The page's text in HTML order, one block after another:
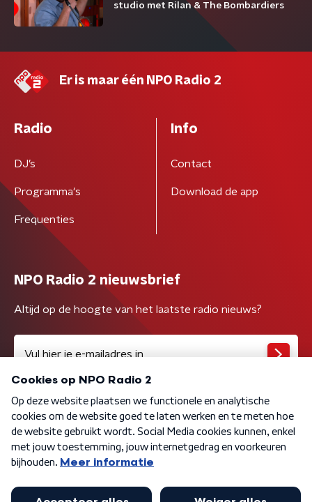
studio met Rilan & The Bombardiers
Er is maar één NPO Radio 2
Radio
DJ’s
Programma's
Frequenties
Info
Contact
Download de app
NPO Radio 2 nieuwsbrief
Altijd op de hoogte van het laatste radio nieuws?
Algemene voorwaarden